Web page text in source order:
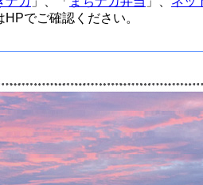
でご確認ください。